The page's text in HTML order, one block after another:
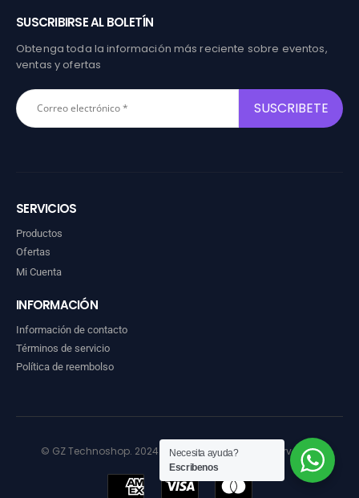
SUSCRIBIRSE AL BOLETÍN
Obtenga toda la información más reciente sobre eventos,
ventas y ofertas
SERVICIOS
Productos
Ofertas
Mi Cuenta
INFORMACIÓN
Información de contacto
Términos de servicio
Política de reembolso
© GZ Technoshop. 2024. Todos los derechos reservados
Necesita ayuda?
Escribenos